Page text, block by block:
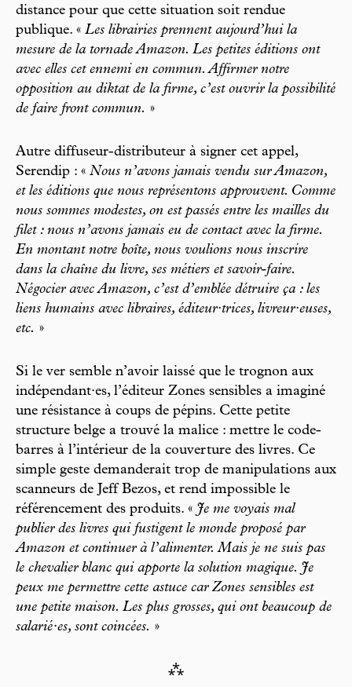
distance pour que cette situation soit rendue
publique. « Les librairies prennent aujourd’hui la
mesure de la tornade Amazon. Les petites éditions ont
avec elles cet ennemi en commun. Affirmer notre
opposition au diktat de la firme, c’est ouvrir la possibilité
de faire front commun. »
Autre diffuseur-distributeur à signer cet appel,
Serendip : « Nous n’avons jamais vendu sur Amazon,
et les éditions que nous représentons approuvent. Comme
nous sommes modestes, on est passés entre les mailles du
filet : nous n’avons jamais eu de contact avec la firme.
En montant notre boîte, nous voulions nous inscrire
dans la chaîne du livre, ses métiers et savoir-faire.
Négocier avec Amazon, c’est d’emblée détruire ça : les
liens humains avec libraires, éditeur·trices, livreur·euses,
etc. »
Si le ver semble n’avoir laissé que le trognon aux
indépendant·es, l’éditeur Zones sensibles a imaginé
une résistance à coups de pépins. Cette petite
structure belge a trouvé la malice : mettre le code-
barres à l’intérieur de la couverture des livres. Ce
simple geste demanderait trop de manipulations aux
scanneurs de Jeff Bezos, et rend impossible le
référencement des produits. « Je me voyais mal
publier des livres qui fustigent le monde proposé par
Amazon et continuer à l’alimenter. Mais je ne suis pas
le chevalier blanc qui apporte la solution magique. Je
peux me permettre cette astuce car Zones sensibles est
une petite maison. Les plus grosses, qui ont beaucoup de
salarié·es, sont coincées. »
⁂